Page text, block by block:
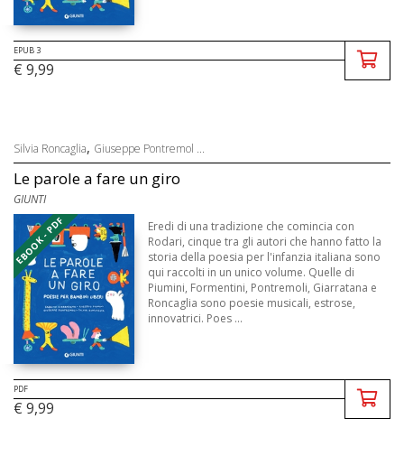
EPUB 3
€ 9,99
Silvia Roncaglia, Giuseppe Pontremol ...
Le parole a fare un giro
GIUNTI
EBOOK - PDF
Eredi di una tradizione che comincia con
Rodari, cinque tra gli autori che hanno fatto la
storia della poesia per l'infanzia italiana sono
qui raccolti in un unico volume. Quelle di
Piumini, Formentini, Pontremoli, Giarratana e
Roncaglia sono poesie musicali, estrose,
innovatrici. Poes ...
PDF
€ 9,99